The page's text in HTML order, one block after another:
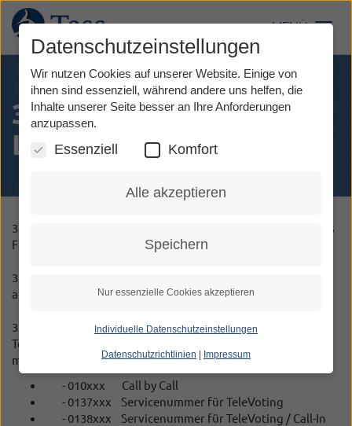
Direkt
zum
Inhalt
MENÜ
3. Ausschluss von
Leistungen durch Tess
3.1 Die Relay-Dienste von Tess können nicht für Zwecke des
Ferndolmetschens genutzt werden.
3.2 Übersetzungen in Fremdsprachen werden nicht
angeboten.
3.3 Über die Relay-Dienste von Tess sind keine
Telefonverbindungen zu folgenden Servicerufnummern
möglich:
- 010xxx Call by Call
- 0137xxx Servicenummer für TeleVoting
- 0138xxx Servicenummer für TeleVoting / Call-In
Datenschutzeinstellungen
Wir nutzen Cookies auf unserer Website. Einige von
ihnen sind essenziell, während andere uns helfen, die
Inhalte unserer Seite besser an Ihre Anforderungen
anzupassen.
Essenziell Komfort
Alle akzeptieren
Speichern
Nur essenzielle Cookies akzeptieren
Individuelle Datenschutzeinstellungen
Datenschutzrichtlinien | Impressum